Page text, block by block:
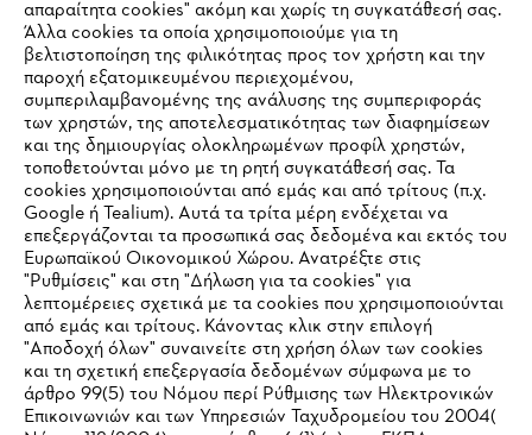
#STIHL
Εταιρεία
STIHL Συχνές ερωτήσεις
Service
απαραίτητα cookies" ακόμη και χωρίς τη συγκατάθεσή σας.
Άλλα cookies τα οποία χρησιμοποιούμε για τη
βελτιστοποίηση της φιλικότητας προς τον χρήστη και την
παροχή εξατομικευμένου περιεχομένου,
συμπεριλαμβανομένης της ανάλυσης της συμπεριφοράς
των χρηστών, της αποτελεσματικότητας των διαφημίσεων
και της δημιουργίας ολοκληρωμένων προφίλ χρηστών,
τοποθετούνται μόνο με τη ρητή συγκατάθεσή σας. Τα
cookies χρησιμοποιούνται από εμάς και από τρίτους (π.χ.
Google ή Tealium). Αυτά τα τρίτα μέρη ενδέχεται να
επεξεργάζονται τα προσωπικά σας δεδομένα και εκτός του
Ευρωπαϊκού Οικονομικού Χώρου. Ανατρέξτε στις
"Ρυθμίσεις" και στη "Δήλωση για τα cookies" για
λεπτομέρειες σχετικά με τα cookies που χρησιμοποιούνται
από εμάς και τρίτους. Κάνοντας κλικ στην επιλογή
"Αποδοχή όλων" συναινείτε στη χρήση όλων των cookies
και τη σχετική επεξεργασία δεδομένων σύμφωνα με το
άρθρο 99(5) του Νόμου περί Ρύθμισης των Ηλεκτρονικών
Επικοινωνιών και των Υπηρεσιών Ταχυδρομείου του 2004(